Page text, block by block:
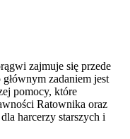
zajmuje się przede
zadaniem jest
pomocy, które
Ratownika oraz
harcerzy starszych i